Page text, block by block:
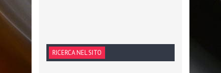
RICERCA NEL SITO